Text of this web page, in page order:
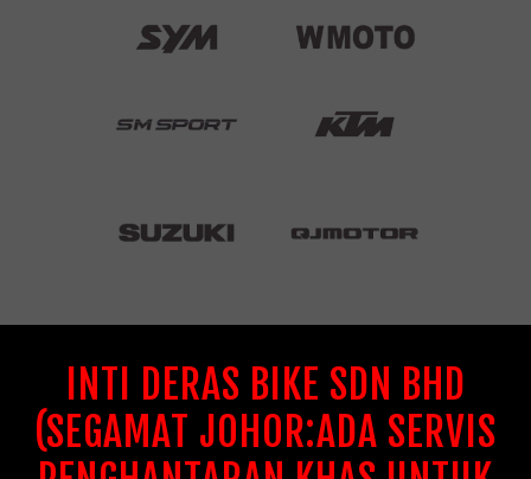
INTI DERAS BIKE SDN BHD
(SEGAMAT JOHOR:ADA SERVIS